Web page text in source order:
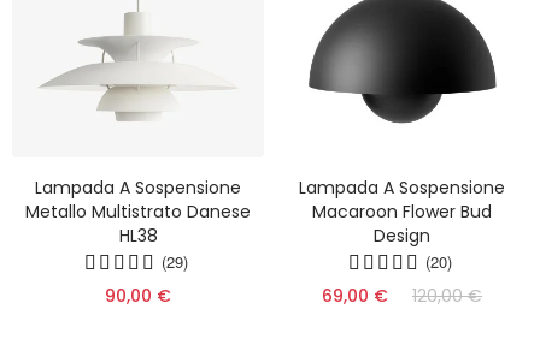
Lampada A Sospensione
Metallo Multistrato Danese
HL38
(29)
90,00 €
Lampada A Sospensione
Macaroon Flower Bud
Design
(20)
69,00 € 120,00 €